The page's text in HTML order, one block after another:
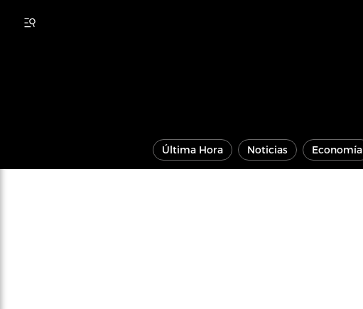
Última Hora Noticias Economía